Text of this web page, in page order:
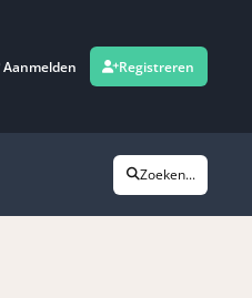
Registreren
Zoeken...